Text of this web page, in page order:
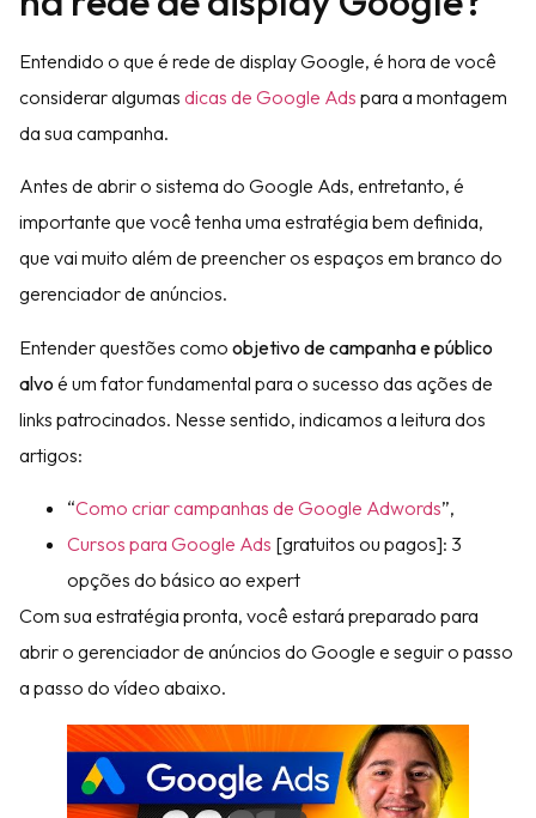
Entendido o que é rede de display Google, é hora de você
considerar algumas dicas de Google Ads para a montagem
da sua campanha.
Antes de abrir o sistema do Google Ads, entretanto, é
importante que você tenha uma estratégia bem definida,
que vai muito além de preencher os espaços em branco do
gerenciador de anúncios.
Entender questões como objetivo de campanha e público
alvo é um fator fundamental para o sucesso das ações de
links patrocinados. Nesse sentido, indicamos a leitura dos
artigos:
“Como criar campanhas de Google Adwords”,
Cursos para Google Ads [gratuitos ou pagos]: 3
opções do básico ao expert
Com sua estratégia pronta, você estará preparado para
abrir o gerenciador de anúncios do Google e seguir o passo
a passo do vídeo abaixo.